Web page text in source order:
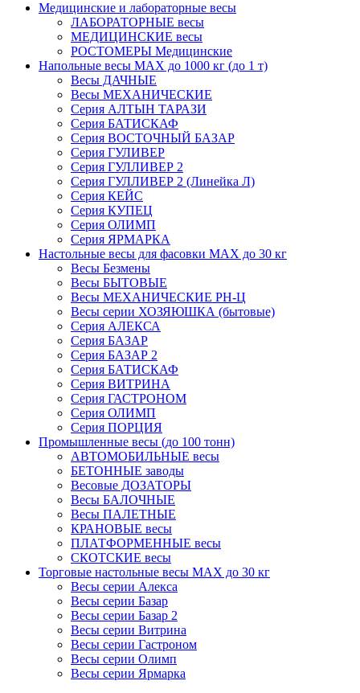
Медицинские и лабораторные весы
ЛАБОРАТОРНЫЕ весы
МЕДИЦИНСКИЕ весы
РОСТОМЕРЫ Медицинские
Напольные весы MAX до 1000 кг (до 1 т)
Весы ДАЧНЫЕ
Весы МЕХАНИЧЕСКИЕ
Серия АЛТЫН ТАРАЗИ
Серия БАТИСКАФ
Серия ВОСТОЧНЫЙ БАЗАР
Серия ГУЛИВЕР
Серия ГУЛЛИВЕР 2
Серия ГУЛЛИВЕР 2 (Линейка Л)
Серия КЕЙС
Серия КУПЕЦ
Серия ОЛИМП
Серия ЯРМАРКА
Настольные весы для фасовки MAX до 30 кг
Весы Безмены
Весы БЫТОВЫЕ
Весы МЕХАНИЧЕСКИЕ РН-Ц
Весы серии ХОЗЯЮШКА (бытовые)
Серия АЛЕКСА
Серия БАЗАР
Серия БАЗАР 2
Серия БАТИСКАФ
Серия ВИТРИНА
Серия ГАСТРОНОМ
Серия ОЛИМП
Серия ПОРЦИЯ
Промышленные весы (до 100 тонн)
АВТОМОБИЛЬНЫЕ весы
БЕТОННЫЕ заводы
Весовые ДОЗАТОРЫ
Весы БАЛОЧНЫЕ
Весы ПАЛЕТНЫЕ
КРАНОВЫЕ весы
ПЛАТФОРМЕННЫЕ весы
СКОТСКИЕ весы
Торговые настольные весы MAX до 30 кг
Весы серии Алекса
Весы серии Базар
Весы серии Базар 2
Весы серии Витрина
Весы серии Гастроном
Весы серии Олимп
Весы серии Ярмарка